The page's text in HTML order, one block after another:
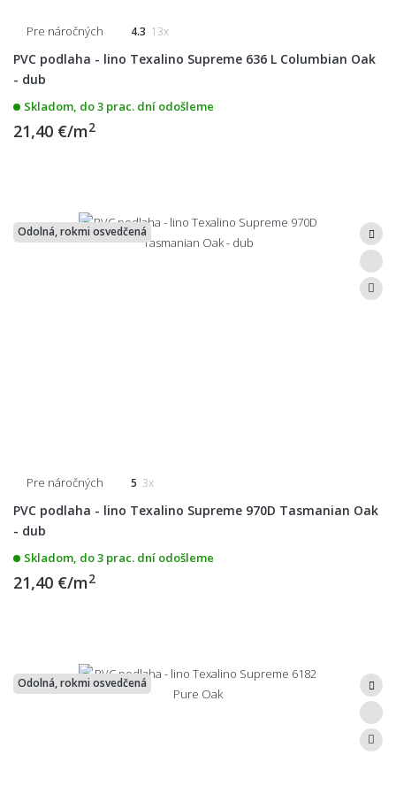
Pre náročných 4.3 13x
PVC podlaha - lino Texalino Supreme 636 L Columbian Oak
- dub
Skladom, do 3 prac. dní odošleme
21,40 €/m2
Odolná, rokmi osvedčená
Pre náročných 5 3x
PVC podlaha - lino Texalino Supreme 970D Tasmanian Oak
- dub
Skladom, do 3 prac. dní odošleme
21,40 €/m2
Odolná, rokmi osvedčená